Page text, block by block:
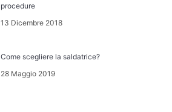
procedure
13 Dicembre 2018
Come scegliere la saldatrice?
28 Maggio 2019